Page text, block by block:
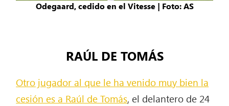
Odegaard, cedido en el Vitesse | Foto: AS
RAÚL DE TOMÁS
Otro jugador al que le ha venido muy bien la
cesión es a Raúl de Tomás, el delantero de 24